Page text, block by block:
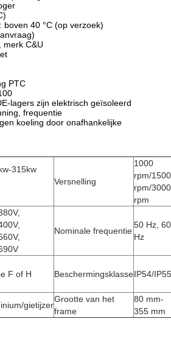
40 °C (op verzoek)
merk C&U
PTC
lagers zijn elektrisch geïsoleerd
frequentie
koeling door onafhankelijke
315kw
Versnelling
1000
rpm/1500
rpm/3000
rpm
Nominale frequentie
50 Hz, 60
Hz
F of H
BeschermingsklasseIP54/IP55
gietijzer
Grootte van het
frame
80 mm-
355 mm